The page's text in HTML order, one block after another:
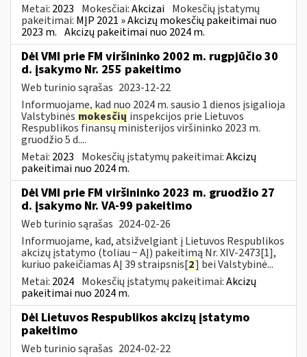
Metai: 2023 Mokesčiai:Akcizai Mokesčių įstatymų
pakeitimai: MĮP 2021 » Akcizų mokesčių pakeitimai nuo
2023 m. Akcizų pakeitimai nuo 2024 m.
Dėl VMI prie FM viršininko 2002 m. rugpjūčio 30
d. įsakymo Nr. 255 pakeitimo
Web turinio sąrašas 2023-12-22
Informuojame, kad nuo 2024 m. sausio 1 dienos įsigalioja
Valstybinės mokesčių inspekcijos prie Lietuvos
Respublikos finansų ministerijos viršininko 2023 m.
gruodžio 5 d....
Metai: 2023 Mokesčių įstatymų pakeitimai:Akcizų
pakeitimai nuo 2024 m.
Dėl VMI prie FM viršininko 2023 m. gruodžio 27
d. įsakymo Nr. VA-99 pakeitimo
Web turinio sąrašas 2024-02-26
Informuojame, kad, atsižvelgiant į Lietuvos Respublikos
akcizų įstatymo (toliau − AĮ) pakeitimą Nr. XIV-2473[1],
kuriuo pakeičiamas AĮ 39 straipsnis[2] bei Valstybinė...
Metai: 2024 Mokesčių įstatymų pakeitimai:Akcizų
pakeitimai nuo 2024 m.
Dėl Lietuvos Respublikos akcizų įstatymo
pakeitimo
Web turinio sąrašas 2024-02-22